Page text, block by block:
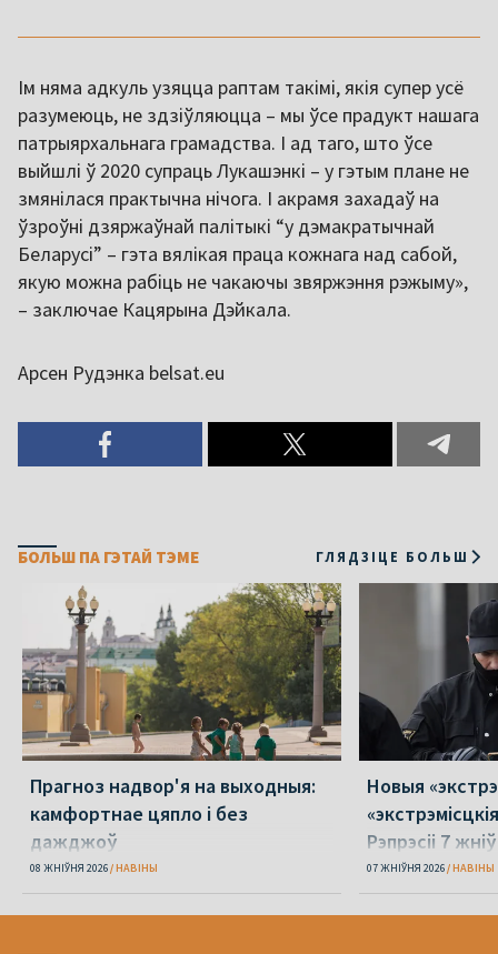
Ім няма адкуль узяцца раптам такімі, якія супер усё
разумеюць, не здзіўляюцца – мы ўсе прадукт нашага
патрыярхальнага грамадства. І ад таго, што ўсе
выйшлі ў 2020 супраць Лукашэнкі – у гэтым плане не
змянілася практычна нічога. І акрамя захадаў на
ўзроўні дзяржаўнай палітыкі “у дэмакратычнай
Беларусі” – гэта вялікая праца кожнага над сабой,
якую можна рабіць не чакаючы звяржэння рэжыму»,
– заключае Кацярына Дэйкала.
Арсен Рудэнка belsat.eu
БОЛЬШ ПА ГЭТАЙ ТЭМЕ ГЛЯДЗІЦЕ БОЛЬШ
Прагноз надвор'я на выходныя:
камфортнае цяпло і без
дажджоў
08 ЖНІЎНЯ 2026 НАВІНЫ
Новыя
Рэпрэсіі 7
07 ЖНІЎНЯ 2026 НАВІНЫ